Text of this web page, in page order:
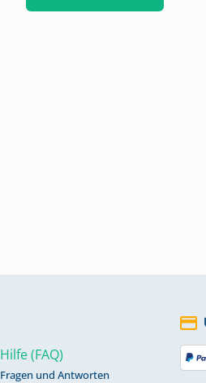
Hilfe (FAQ)
Fragen und Antworten